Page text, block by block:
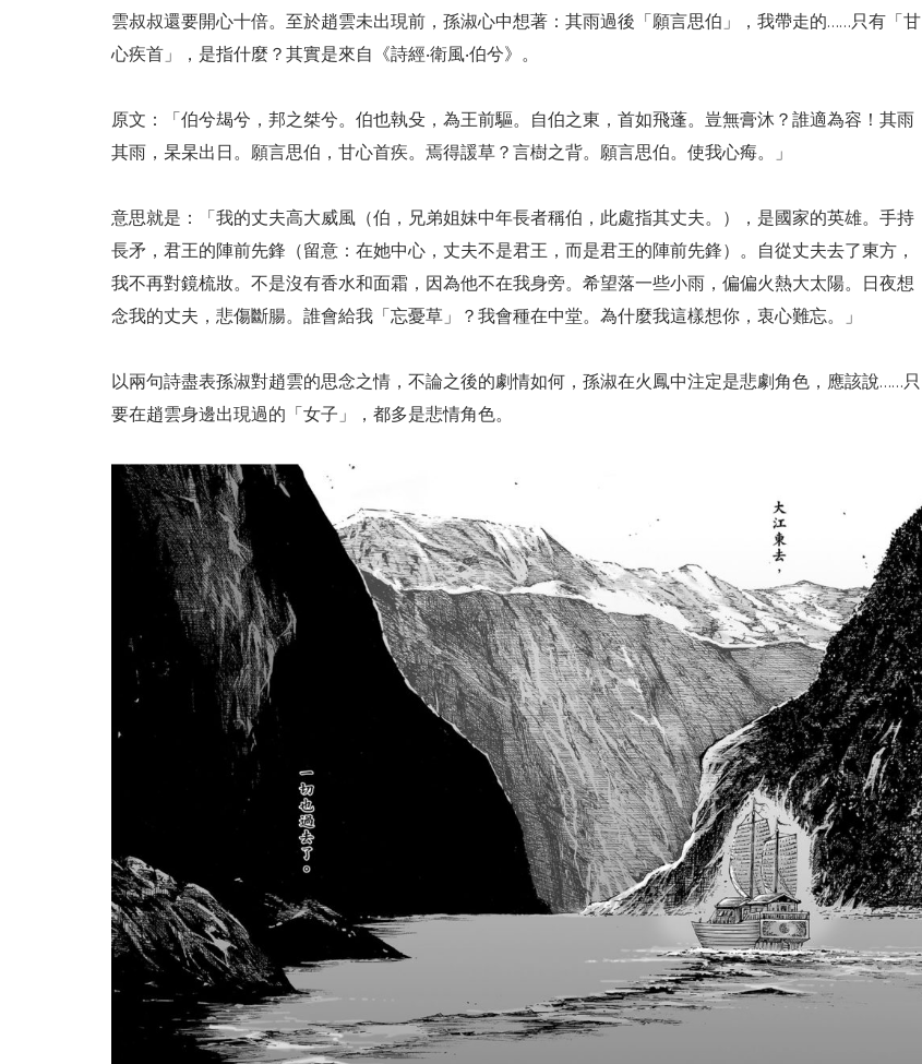
雲叔叔還要開心十倍。至於趙雲未出現前，孫淑心中想著：其雨過後「願言思伯」，我帶走的……只有「甘
心疾首」，是指什麼？其實是來自《詩經‧衛風‧伯兮》。
原文：「伯兮朅兮，邦之桀兮。伯也執殳，為王前驅。自伯之東，首如飛蓬。豈無膏沐？誰適為容！其雨
其雨，杲杲出日。願言思伯，甘心首疾。焉得諼草？言樹之背。願言思伯。使我心痗。」
意思就是：「我的丈夫高大威風（伯，兄弟姐妹中年長者稱伯，此處指其丈夫。），是國家的英雄。手持
長矛，君王的陣前先鋒（留意：在她中心，丈夫不是君王，而是君王的陣前先鋒）。自從丈夫去了東方，
我不再對鏡梳妝。不是沒有香水和面霜，因為他不在我身旁。希望落一些小雨，偏偏火熱大太陽。日夜想
念我的丈夫，悲傷斷腸。誰會給我「忘憂草」？我會種在中堂。為什麼我這樣想你，衷心難忘。」
以兩句詩盡表孫淑對趙雲的思念之情，不論之後的劇情如何，孫淑在火鳳中注定是悲劇角色，應該說……只
要在趙雲身邊出現過的「女子」，都多是悲情角色。